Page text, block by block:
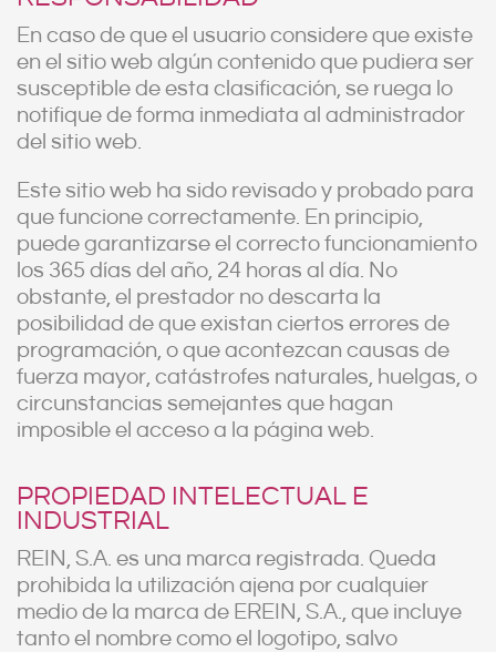
En caso de que el usuario considere que existe
en el sitio web algún contenido que pudiera ser
susceptible de esta clasificación, se ruega lo
notifique de forma inmediata al administrador
del sitio web.
Este sitio web ha sido revisado y probado para
que funcione correctamente. En principio,
puede garantizarse el correcto funcionamiento
los 365 días del año, 24 horas al día. No
obstante, el prestador no descarta la
posibilidad de que existan ciertos errores de
programación, o que acontezcan causas de
fuerza mayor, catástrofes naturales, huelgas, o
circunstancias semejantes que hagan
imposible el acceso a la página web.
PROPIEDAD INTELECTUAL E
INDUSTRIAL
REIN, S.A. es una marca registrada. Queda
prohibida la utilización ajena por cualquier
medio de la marca de EREIN, S.A., que incluye
tanto el nombre como el logotipo, salvo